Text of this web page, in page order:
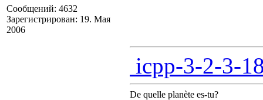
Сообщений: 4632
Зарегистрирован: 19. Мая
2006
icpp-3-2-3-
De quelle planète es-tu?